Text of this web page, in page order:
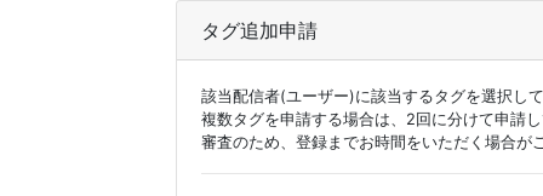
タグ追加申請
該当配信者(ユーザー)に該当するタグを選択し
複数タグを申請する場合は、2回に分けて申請
審査のため、登録までお時間をいただく場合が